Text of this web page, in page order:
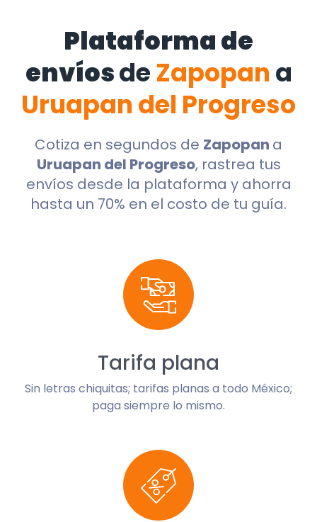
Plataforma de
envíosde Zapopan a
Uruapan del Progreso
Cotiza en segundos de Zapopan a
Uruapan del Progreso, rastrea tus
envíos desde la plataforma y ahorra
hasta un 70% en el costo de tu guía.
Tarifa plana
Sin letras chiquitas; tarifas planas a todo México;
paga siempre lo mismo.